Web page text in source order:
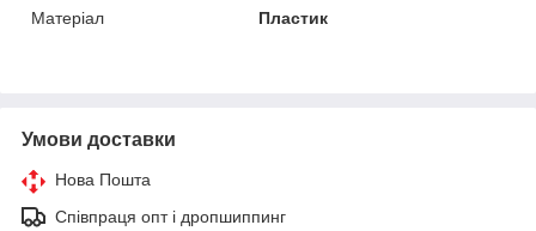
Матеріал
Пластик
Умови доставки
Нова Пошта
Співпраця опт і дропшиппинг